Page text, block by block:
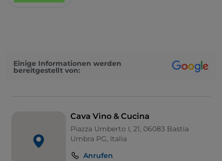
Einige Informationen werden
bereitgestellt von:
Cava Vino & Cucina
Piazza Umberto I, 21, 06083 Bastia
Umbra PG, Italia
Anrufen